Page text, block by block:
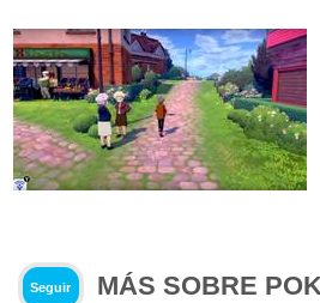
Seguir
MÁS SOBRE